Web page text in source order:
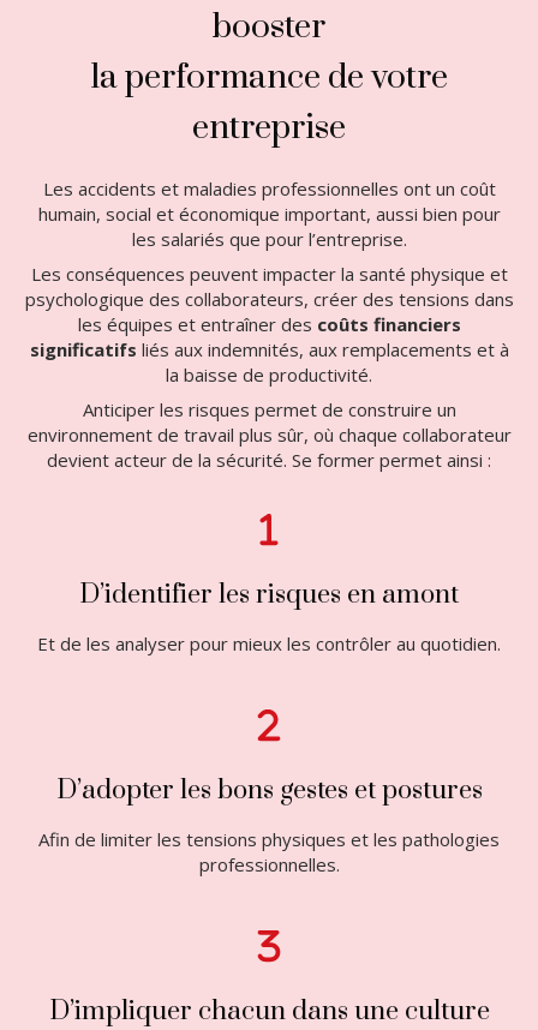
booster
la performance de votre
entreprise
Les accidents et maladies professionnelles ont un coût
humain, social et économique important, aussi bien pour
les salariés que pour l’entreprise.
Les conséquences peuvent impacter la santé physique et
psychologique des collaborateurs, créer des tensions dans
les équipes et entraîner des coûts financiers
significatifs liés aux indemnités, aux remplacements et à
la baisse de productivité.
Anticiper les risques permet de construire un
environnement de travail plus sûr, où chaque collaborateur
devient acteur de la sécurité. Se former permet ainsi :
D’identifier les risques en amont
Et de les analyser pour mieux les contrôler au quotidien.
D’adopter les bons gestes et postures
Afin de limiter les tensions physiques et les pathologies
professionnelles.
D’impliquer chacun dans une culture